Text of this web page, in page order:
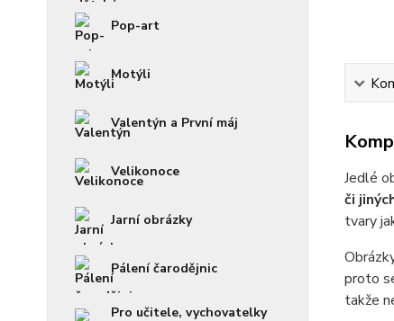
Pop-art
Motýli
Valentýn a První máj
Velikonoce
Jarní obrázky
Pálení čarodějnic
Pro učitele, vychovatelky
Jedlé
či
tvary
proto
takže